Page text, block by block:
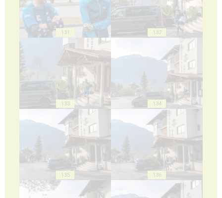
131 132
133 134
135 136